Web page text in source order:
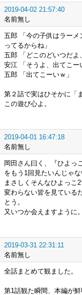
2019-04-02 21:57:40
名前無し
五郎 「今の子供はラー
ってるからね」
五郎 「どこのどいつだよ
安江 「そうよ、出てこー
五郎 「出てこーいｗ」
第２話で実はひそかに「
この遊び心よ。
2019-04-01 16:47:18
名前無し
岡田さん曰く、『ひよっ
をもう1回見たいんじゃ
まさしくそんなひよっこ2
変わらない皆を見ている
とう。
又いつか会えますように。
2019-03-31 22:31:11
名前無し
全話まとめて観ました。
第1話観た瞬間、本編が鮮